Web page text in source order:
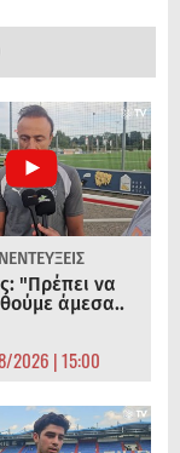
"Πρέπει να
άμεσα..
2026 | 15:00